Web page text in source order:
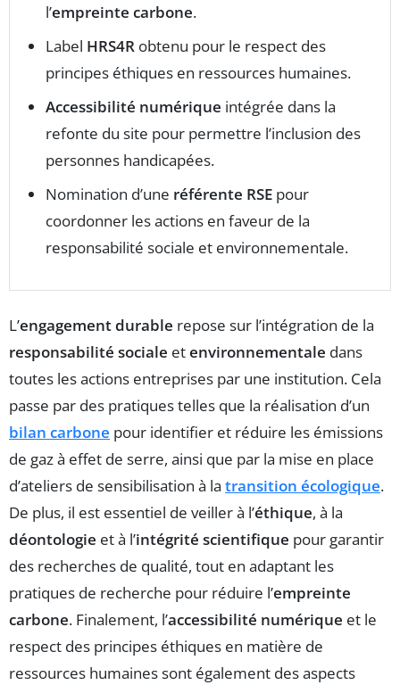
l’empreinte carbone.
Label HRS4R obtenu pour le respect des
principes éthiques en ressources humaines.
Accessibilité numérique intégrée dans la
refonte du site pour permettre l’inclusion des
personnes handicapées.
Nomination d’une référente RSE pour
coordonner les actions en faveur de la
responsabilité sociale et environnementale.
L’engagement durable repose sur l’intégration de la
responsabilité sociale etenvironnementale dans
toutes les actions entreprises par une institution. Cela
passe par des pratiques telles que la réalisation d’un
bilan carbone pour identifier et réduire les émissions
de gaz à effet de serre, ainsi que par la mise en place
d’ateliers de sensibilisation à la transition écologique.
De plus, il est essentiel de veiller à l’éthique, à la
déontologie et à l’intégrité scientifique pour garantir
des recherches de qualité, tout en adaptant les
pratiques de recherche pour réduire l’empreinte
carbone. Finalement, l’accessibilité numérique et le
respect des principes éthiques en matière de
ressources humaines sont également des aspects